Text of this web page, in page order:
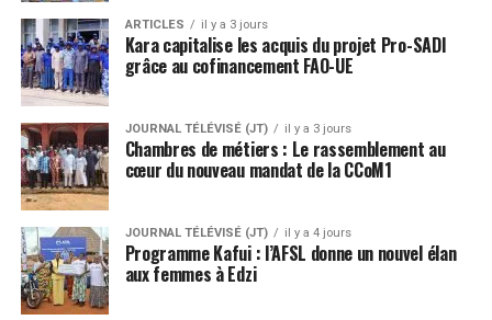
ARTICLES il y a 3 jours
Kara capitalise les acquis du projet Pro-SADI
grâce au cofinancement FAO-UE
JOURNAL TÉLÉVISÉ (JT) il y a 3 jours
Chambres de métiers : Le rassemblement au
cœur du nouveau mandat de la CCoM1
JOURNAL TÉLÉVISÉ (JT) il y a 4 jours
Programme Kafui : l’AFSL donne un nouvel élan
aux femmes à Edzi